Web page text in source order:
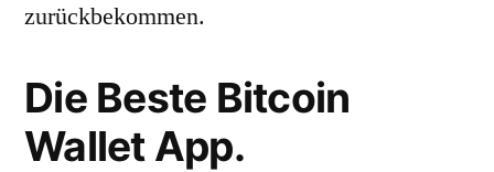
zurückbekommen.
Die Beste Bitcoin
Wallet App.